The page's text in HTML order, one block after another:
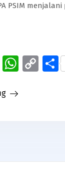
PSIM menjalani
Email Copy